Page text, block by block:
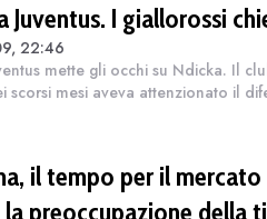
Juventus. I giallorossi
di euro
22:46
mette gli occhi su Ndicka. Il
scorsi mesi aveva attenzionato il
il tempo per il
la preoccupazione della